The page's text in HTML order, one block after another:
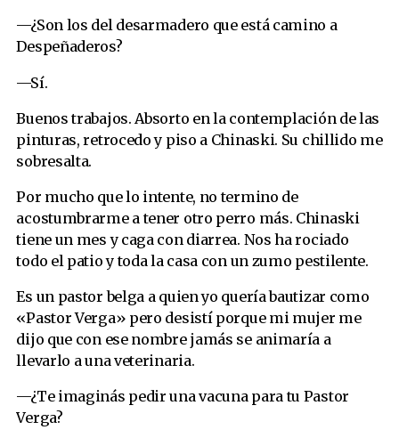
—¿Son los del desarmadero que está camino a
Despeñaderos?
—Sí.
Buenos trabajos. Absorto en la contemplación de las
pinturas, retrocedo y piso a Chinaski. Su chillido me
sobresalta.
Por mucho que lo intente, no termino de
acostumbrarme a tener otro perro más. Chinaski
tiene un mes y caga con diarrea. Nos ha rociado
todo el patio y toda la casa con un zumo pestilente.
Es un pastor belga a quien yo quería bautizar como
«Pastor Verga» pero desistí porque mi mujer me
dijo que con ese nombre jamás se animaría a
llevarlo a una veterinaria.
—¿Te imaginás pedir una vacuna para tu Pastor
Verga?